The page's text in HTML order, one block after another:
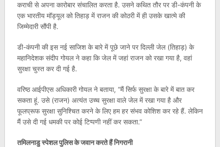
कराची से अपना कारोबार संचालित करता है. उसने कथित तौर पर डी-कंपनी के
एक भारतीय मॉड्यूल को तिहाड़ में राजन की कोठरी में ही उसके खात्मे की
जिम्मेदारी सौंपी है.
डी-कंपनी की इस नई साजिश के बारे में पूछे जाने पर दिल्ली जेल (तिहाड़) के
महानिदेशक संदीप गोयल ने कहा कि जेल में जहां राजन को रखा गया है, वहां
सुरक्षा चुस्त कर दी गई है.
वरिष्ठ आईपीएस अधिकारी गोयल ने बताया, “मैं सिर्फ सुरक्षा के बारे में बात कर
सकता हूं. उसे (राजन) अत्यंत उच्च सुरक्षा वाले जेल में रखा गया है और
फूलप्रूफ सुरक्षा सुनिश्चित करने के लिए हम हर संभव कोशिश कर रहे हैं. लेकिन
मैं उसे दी गई धमकी पर कोई टिप्पणी नहीं कर सकता.”
तमिलनाडु स्पेशल पुलिस के जवान करते हैं निगरानी